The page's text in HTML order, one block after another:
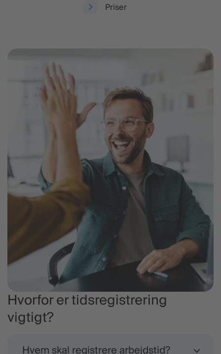
Priser
Hvorfor er tidsregistrering
vigtigt?
Hvem skal registrere arbejdstid?